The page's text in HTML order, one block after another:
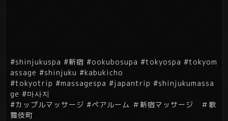
#shinjukuspa #新宿 #ookubosupa #tokyospa #tokyom
assage #shinjuku #kabukicho
#tokyotrip #massagespa #japantrip #shinjukumassa
ge #마사지
#カップルマッサージ #ペアルーム ＃新宿マッサージ ＃歌
舞伎町